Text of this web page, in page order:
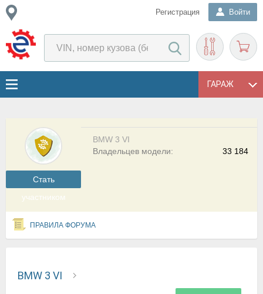
Регистрация Войти
ГАРАЖ
Cтать
участником
BMW 3 VI
33 184
Владельцев модели:
ПРАВИЛА ФОРУМА
BMW 3 VI